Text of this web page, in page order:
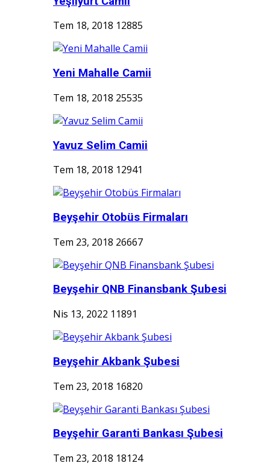
Tem 18, 2018 12885
Yeni Mahalle Camii
Tem 18, 2018 25535
Yavuz Selim Camii
Tem 18, 2018 12941
Beyşehir Otobüs Firmaları
Tem 23, 2018 26667
Beyşehir QNB Finansbank Şubesi
Nis 13, 2022 11891
Beyşehir Akbank Şubesi
Tem 23, 2018 16820
Beyşehir Garanti Bankası Şubesi
Tem 23, 2018 18124